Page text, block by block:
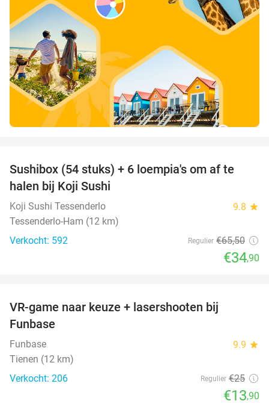
47%
Sushibox (54 stuks) + 6 loempia's om af te
halen bij Koji Sushi
Koji Sushi Tessenderlo 9.8 star
Tessenderlo-Ham (12 km)
Verkocht: 592
Regulier €65,50
€34,90
VR-game naar keuze + lasershooten bij
Funbase
Funbase 9.9 star
Tienen (12 km)
Verkocht: 206
Regulier €25
€13,90